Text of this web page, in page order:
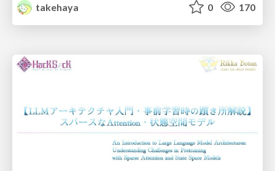
takehaya
0 170